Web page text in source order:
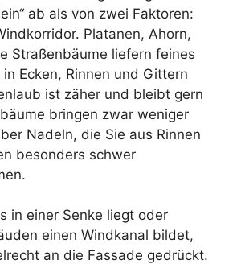
ab als von zwei Faktoren:
Platanen, Ahorn,
Straßenbäume liefern feines
Ecken, Rinnen und Gittern
ist zäher und bleibt gern
bringen zwar weniger
Nadeln, die Sie aus Rinnen
besonders schwer
in einer Senke liegt oder
einen Windkanal bildet,
an die Fassade gedrückt.